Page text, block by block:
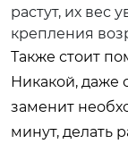
растут, их вес
крепления
Также стоит
Никакой, даже
заменит
минут, делать